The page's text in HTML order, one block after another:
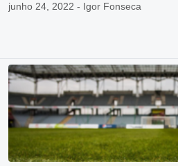
junho 24, 2022 - Igor Fonseca